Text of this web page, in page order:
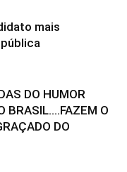
mais
DO HUMOR
BRASIL….FAZEM O
DO